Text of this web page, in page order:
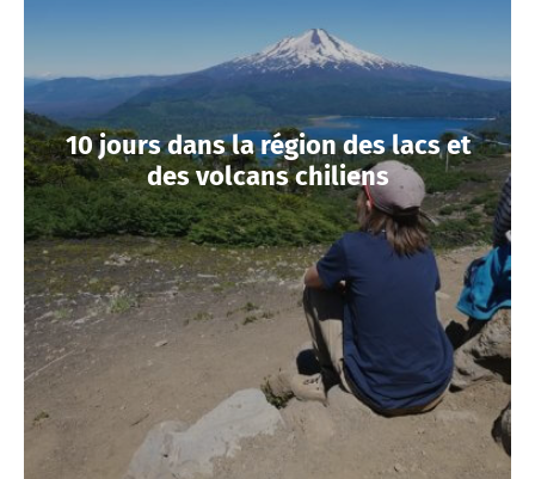
10 jours dans la région des lacs et
des volcans chiliens